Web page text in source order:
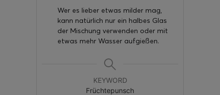
Wer es lieber etwas milder mag,
kann natürlich nur ein halbes Glas
der Mischung verwenden oder mit
etwas mehr Wasser aufgießen.
KEYWORD
Früchtepunsch